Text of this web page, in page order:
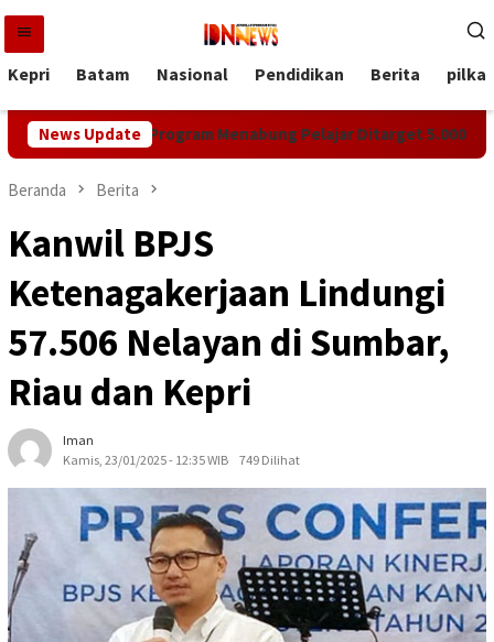
Loncat
konten
Kepri Batam Nasional Pendidikan Berita
News Update
Kepri, Program Menabung Pelajar Ditarget 5.000
Beranda Berita
Kanwil BPJS
Ketenagakerjaan Lindungi
57.506 Nelayan di Sumbar,
Riau dan Kepri
Iman
Kamis, 23/01/2025 - 12:35 WIB
749 Dilihat